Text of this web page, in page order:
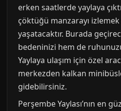
erken saatlerde yaylaya
çöktüğü manzarayı
yaşatacaktır. Burada
bedeninizi hem de
Yaylaya ulaşım için özel
merkezden kalkan
gidebilirsiniz.
Perşembe Yaylası’nın en